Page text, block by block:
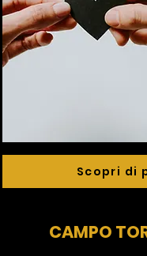
Scopri di
CAMPO